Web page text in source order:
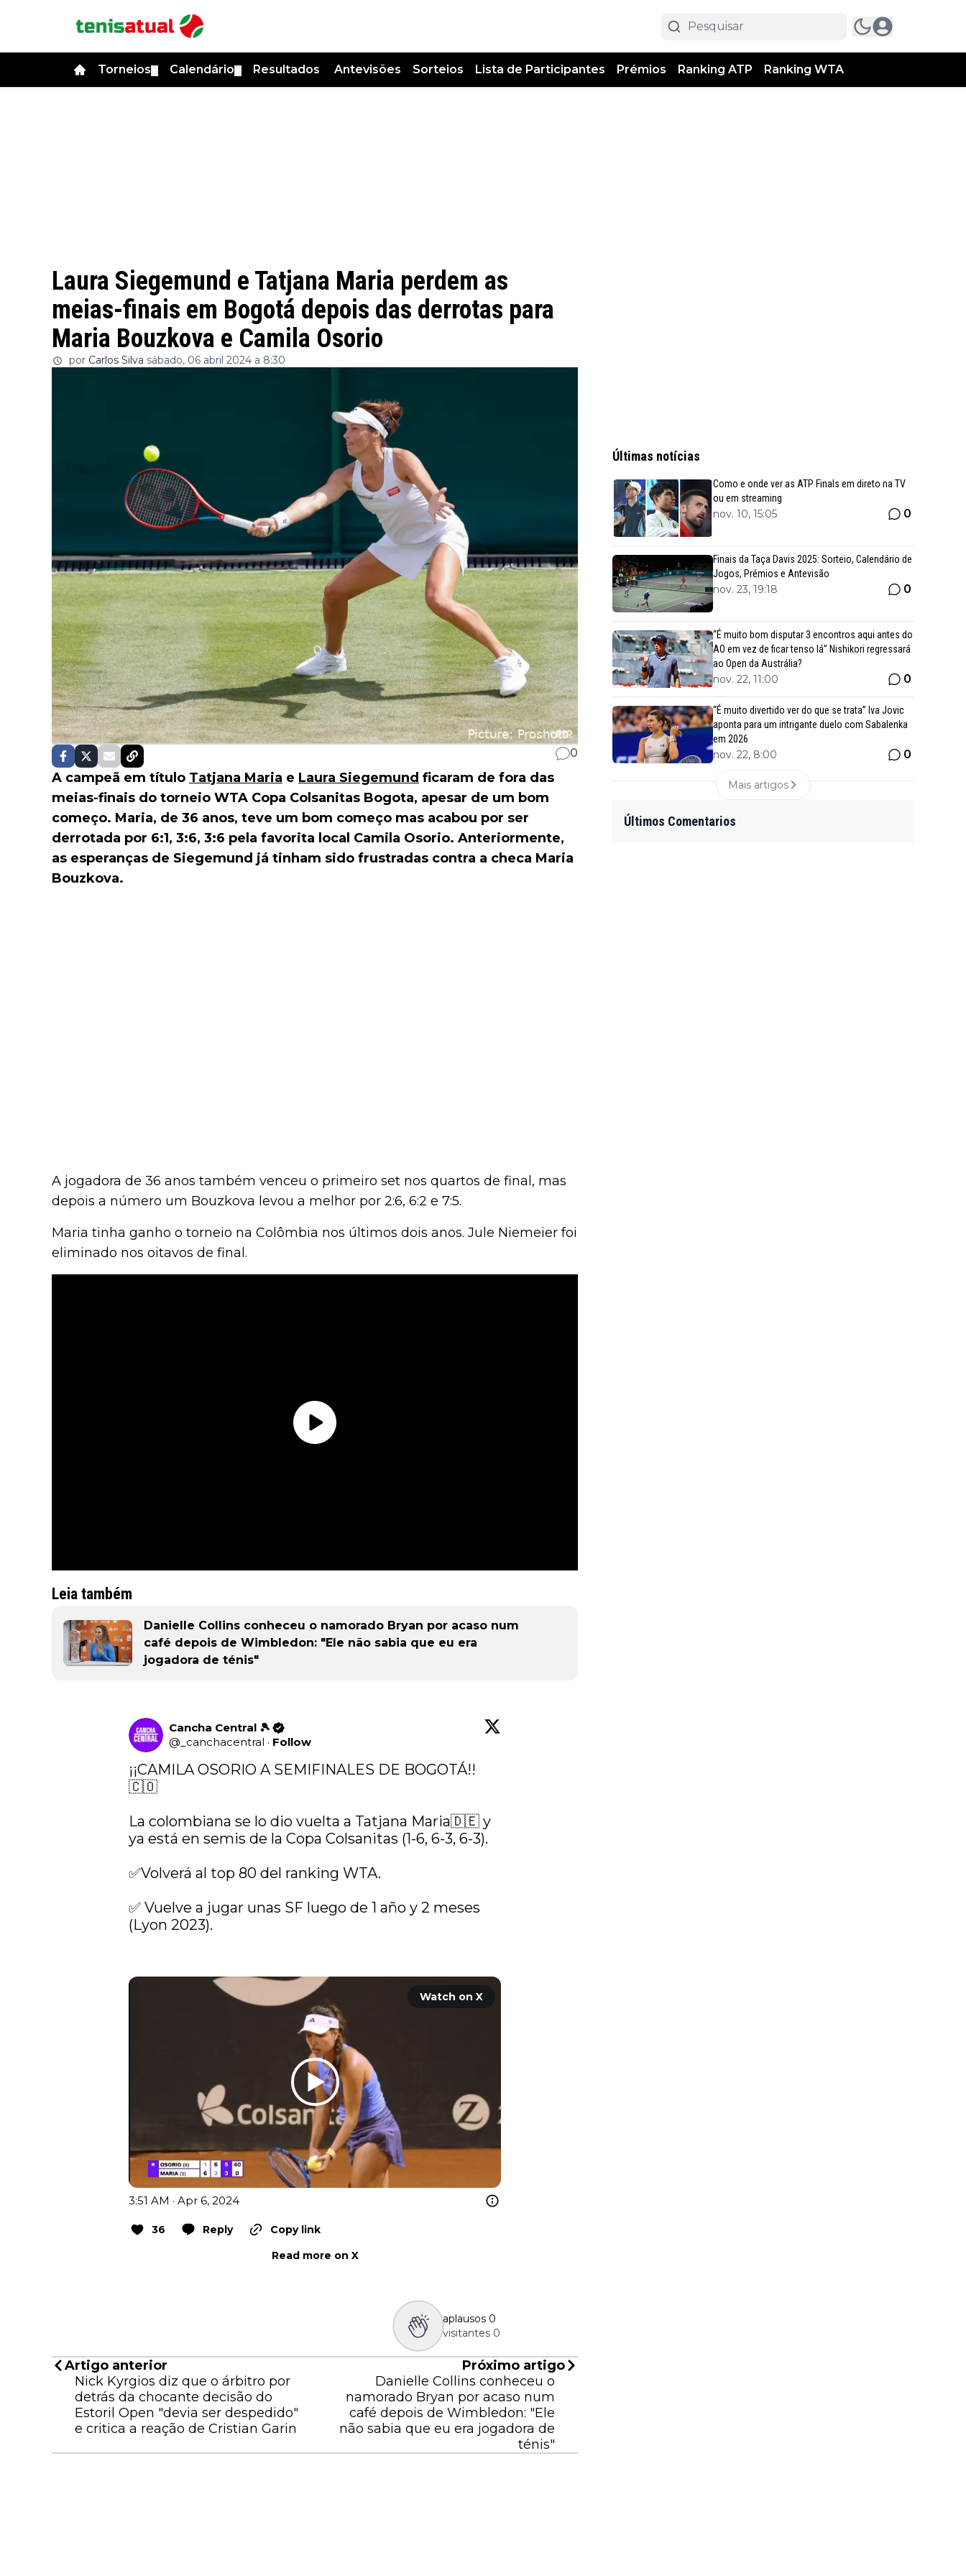
Torneios Calendário Resultados Antevisões Sorteios Lista de Participantes Prémios Ranking ATP Ranking WTA
Laura Siegemund e Tatjana Maria perdem as
meias-finais em Bogotá depois das derrotas para
Maria Bouzkova e Camila Osorio
por Carlos Silva sábado, 06 abril 2024 a 8:30
0
A campeã em título Tatjana Maria e Laura Siegemund ficaram de fora das
meias-finais do torneio WTA Copa Colsanitas Bogota, apesar de um bom
começo. Maria, de 36 anos, teve um bom começo mas acabou por ser
derrotada por 6:1, 3:6, 3:6 pela favorita local Camila Osorio. Anteriormente,
as esperanças de Siegemund já tinham sido frustradas contra a checa Maria
Bouzkova.
A jogadora de 36 anos também venceu o primeiro set nos quartos de final, mas
depois a número um Bouzkova levou a melhor por 2:6, 6:2 e 7:5.
Maria tinha ganho o torneio na Colômbia nos últimos dois anos. Jule Niemeier foi
eliminado nos oitavos de final.
Leia também
Danielle Collins conheceu o namorado Bryan por acaso num
café depois de Wimbledon: "Ele não sabia que eu era
jogadora de ténis"
Cancha Central 🎾
@ _canchacentral · Follow
¡¡CAMILA OSORIO A SEMIFINALES DE BOGOTÁ!!
🇨🇴
La colombiana se lo dio vuelta a Tatjana Maria🇩🇪 y
ya está en semis de la Copa Colsanitas (1-6, 6-3, 6-3).
✅Volverá al top 80 del ranking WTA.
✅ Vuelve a jugar unas SF luego de 1 año y 2 meses
(Lyon 2023).
Watch on X
3:51 AM · Apr 6, 2024
36 Reply
Copy link
Read more on X
aplausos 0
visitantes 0
Artigo anterior
Nick Kyrgios diz que o árbitro por
detrás da chocante decisão do
Estoril Open "devia ser despedido"
e critica a reação de Cristian Garin
Próximo artigo
Danielle Collins conheceu o
namorado Bryan por acaso num
café depois de Wimbledon: "Ele
não sabia que eu era jogadora de
ténis"
Últimas notícias
Como e onde ver as ATP Finals em direto na TV
ou em streaming
nov. 10, 15:05 0
Finais da Taça Davis 2025: Sorteio, Calendário de
Jogos, Prémios e Antevisão
nov. 23, 19:18 0
“É muito bom disputar 3 encontros aqui antes do
AO em vez de ficar tenso lá” Nishikori regressará
ao Open da Austrália?
nov. 22, 11:00 0
“É muito divertido ver do que se trata” Iva Jovic
aponta para um intrigante duelo com Sabalenka
em 2026
nov. 22, 8:00 0
Mais artigos
Últimos Comentarios